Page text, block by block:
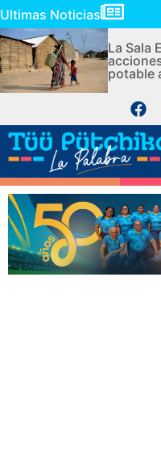
Ultimas Noticias
La Sala
potable